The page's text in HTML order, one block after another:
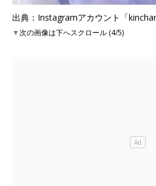
出典：Instagramアカウント「
▼次の画像は下へスクロール (4/5)